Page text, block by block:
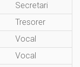
Secretari
Tresorer
Vocal
Vocal